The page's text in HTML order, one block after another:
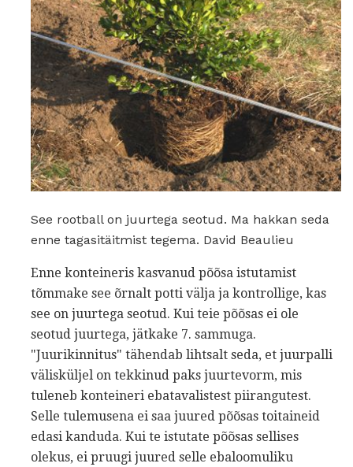
See rootball on juurtega seotud. Ma hakkan seda
enne tagasitäitmist tegema. David Beaulieu
Enne konteineris kasvanud põõsa istutamist
tõmmake see õrnalt potti välja ja kontrollige, kas
see on juurtega seotud. Kui teie põõsas ei ole
seotud juurtega, jätkake 7. sammuga.
"Juurikinnitus" tähendab lihtsalt seda, et juurpalli
välisküljel on tekkinud paks juurtevorm, mis
tuleneb konteineri ebatavalistest piirangutest.
Selle tulemusena ei saa juured põõsas toitaineid
edasi kanduda. Kui te istutate põõsas sellises
olekus, ei pruugi juured selle ebaloomuliku